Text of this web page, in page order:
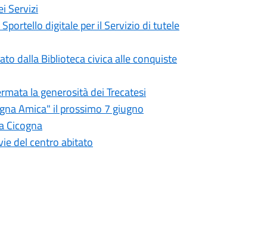
Servizi
digitale per il Servizio di tutele
dalla Biblioteca civica alle conquiste
la generosità dei Trecatesi
Amica" il prossimo 7 giugno
Cicogna
del centro abitato